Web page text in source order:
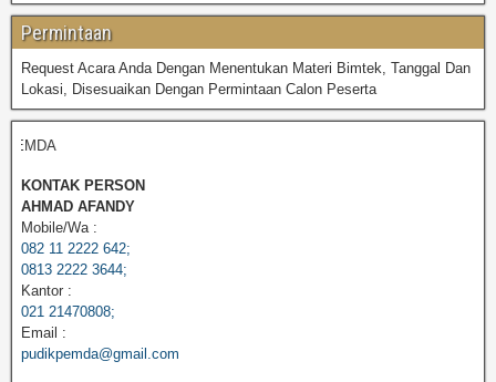
Permintaan
Request Acara Anda Dengan Menentukan Materi Bimtek, Tanggal Dan
Lokasi, Disesuaikan Dengan Permintaan Calon Peserta
KONTAK PERSON
AHMAD AFANDY
Mobile/Wa :
082 11 2222 642;
0813 2222 3644;
Kantor :
021 21470808;
Email :
pudikpemda@gmail.com